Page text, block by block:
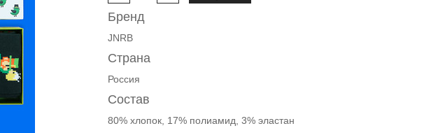
Бренд
JNRB
Страна
Россия
Состав
80% хлопок, 17% полиамид, 3% эластан